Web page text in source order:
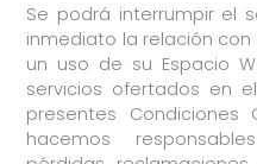
Se podrá interrumpir el
inmediato la relación
un uso de su Espacio
servicios ofertados en
presentes Condiciones
hacemos